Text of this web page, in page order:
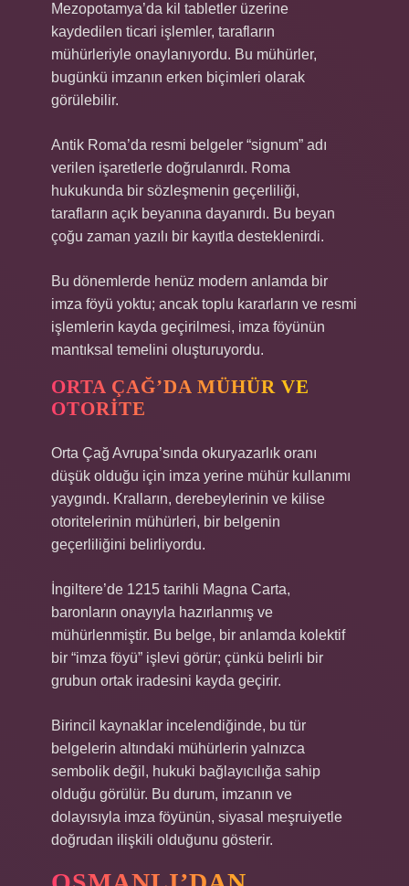
Mezopotamya’da kil tabletler üzerine
kaydedilen ticari işlemler, tarafların
mühürleriyle onaylanıyordu. Bu mühürler,
bugünkü imzanın erken biçimleri olarak
görülebilir.
Antik Roma’da resmi belgeler “signum” adı
verilen işaretlerle doğrulanırdı. Roma
hukukunda bir sözleşmenin geçerliliği,
tarafların açık beyanına dayanırdı. Bu beyan
çoğu zaman yazılı bir kayıtla desteklenirdi.
Bu dönemlerde henüz modern anlamda bir
imza föyü yoktu; ancak toplu kararların ve resmi
işlemlerin kayda geçirilmesi, imza föyünün
mantıksal temelini oluşturuyordu.
ORTA ÇAĞ’DA MÜHÜR VE
OTORITE
Orta Çağ Avrupa’sında okuryazarlık oranı
düşük olduğu için imza yerine mühür kullanımı
yaygındı. Kralların, derebeylerinin ve kilise
otoritelerinin mühürleri, bir belgenin
geçerliliğini belirliyordu.
İngiltere’de 1215 tarihli Magna Carta,
baronların onayıyla hazırlanmış ve
mühürlenmiştir. Bu belge, bir anlamda kolektif
bir “imza föyü” işlevi görür; çünkü belirli bir
grubun ortak iradesini kayda geçirir.
Birincil kaynaklar incelendiğinde, bu tür
belgelerin altındaki mühürlerin yalnızca
sembolik değil, hukuki bağlayıcılığa sahip
olduğu görülür. Bu durum, imzanın ve
dolayısıyla imza föyünün, siyasal meşruiyetle
doğrudan ilişkili olduğunu gösterir.